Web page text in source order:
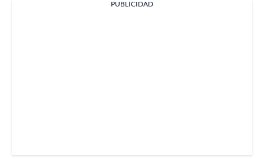
PUBLICIDAD